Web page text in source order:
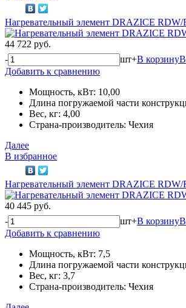
Нагревательный элемент DRAZICE RDW/
44 722 руб.
-
шт+В корзинуВ
Добавить к сравнению
Мощность, кВт: 10,00
Длина погружаемой части
Вес, кг: 4,00
Страна-производитель: Чехия
Далее
В избранное
Нагревательный элемент DRAZICE RDW/
40 445 руб.
-
шт+В корзинуВ
Добавить к сравнению
Мощность, кВт: 7,5
Длина погружаемой части
Вес, кг: 3,7
Страна-производитель: Чехия